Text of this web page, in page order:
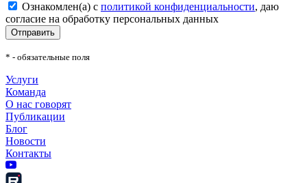
Ознакомлен(а) с политикой конфиденциальности, даю
согласие на обработку персональных данных
Отправить
* - обязательные поля
Услуги
Команда
О нас говорят
Публикации
Блог
Новости
Контакты